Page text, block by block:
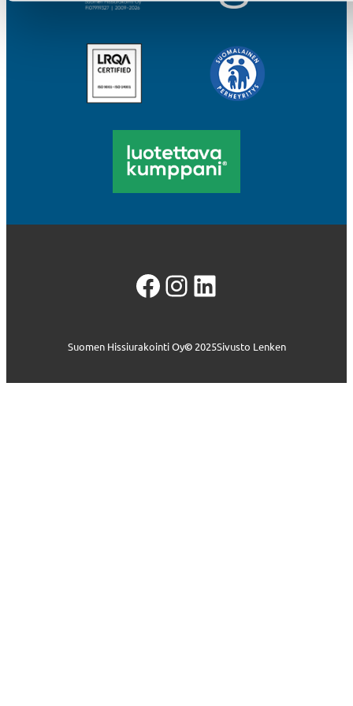
Facebook
Instagram
LinkedIn
Suomen Hissiurakointi Oy©2025Sivusto Lenken